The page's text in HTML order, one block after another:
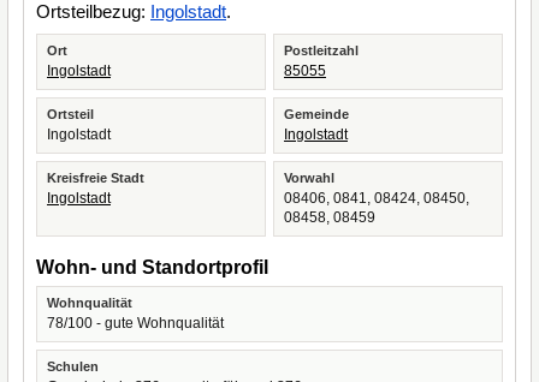
Ortsteilbezug: Ingolstadt.
Ort
Ingolstadt
Postleitzahl
85055
Ortsteil
Ingolstadt
Gemeinde
Ingolstadt
Kreisfreie Stadt
Ingolstadt
Vorwahl
08406, 0841, 08424, 08450,
08458, 08459
Wohn- und Standortprofil
Wohnqualität
78/100 - gute Wohnqualität
Schulen